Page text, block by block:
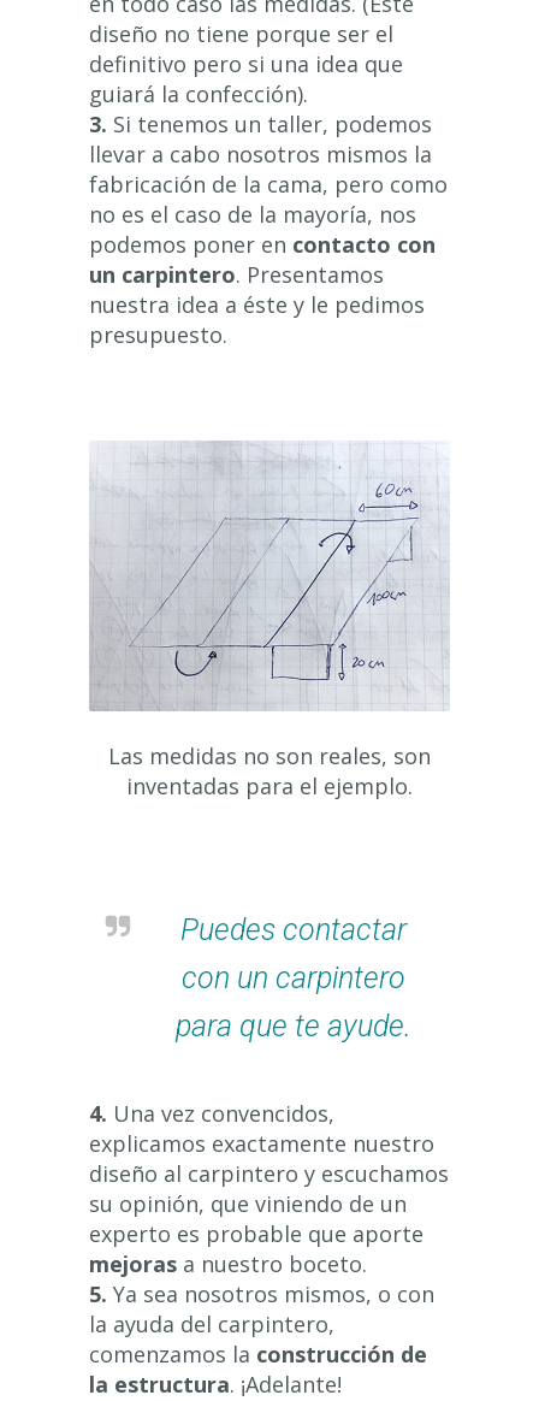
diseño no tiene porque ser el
definitivo pero si una idea que
guiará la confección).
3. Si tenemos un taller, podemos
llevar a cabo nosotros mismos la
fabricación de la cama, pero como
no es el caso de la mayoría, nos
podemos poner en contacto con
un carpintero. Presentamos
nuestra idea a éste y le pedimos
presupuesto.
Las medidas no son reales, son
inventadas para el ejemplo.
Puedes contactar
con un carpintero
para que te ayude.
4. Una vez convencidos,
explicamos exactamente nuestro
diseño al carpintero y escuchamos
su opinión, que viniendo de un
experto es probable que aporte
mejoras a nuestro boceto.
5. Ya sea nosotros mismos, o con
la ayuda del carpintero,
comenzamos la construcción de
la estructura. ¡Adelante!